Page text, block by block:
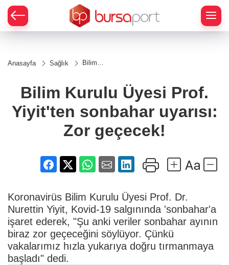
Anasayfa Sağlık
Bilim
Yiyit'ten
uyarısı:
Zor
Bilim Kurulu Üyesi Prof.
Yiyit'ten sonbahar uyarısı:
Zor geçecek!
Koronavirüs Bilim Kurulu Üyesi Prof. Dr.
Nurettin Yiyit, Kovid-19 salgınında 'sonbahar'a
işaret ederek, "Şu anki veriler sonbahar ayının
biraz zor geçeceğini söylüyor. Çünkü
vakalarımız hızla yukarıya doğru tırmanmaya
başladı" dedi.